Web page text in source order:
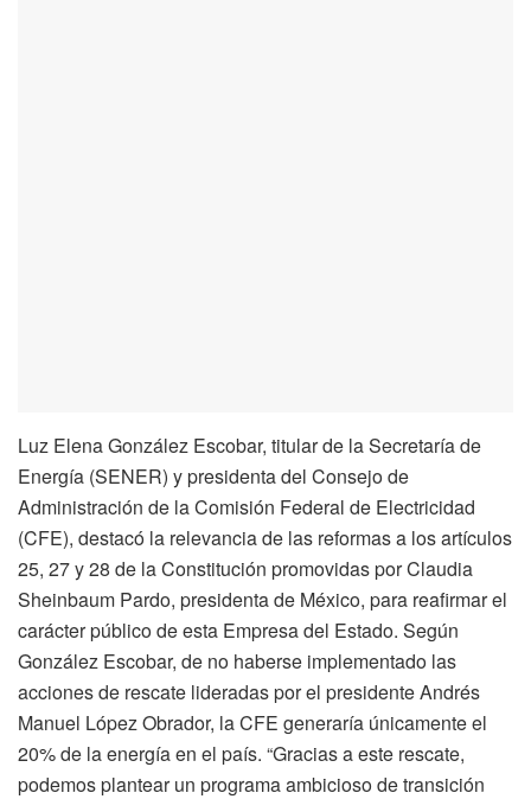
Luz Elena González Escobar, titular de la Secretaría de
Energía (SENER) y presidenta del Consejo de
Administración de la Comisión Federal de Electricidad
(CFE), destacó la relevancia de las reformas a los artículos
25, 27 y 28 de la Constitución promovidas por Claudia
Sheinbaum Pardo, presidenta de México, para reafirmar el
carácter público de esta Empresa del Estado. Según
González Escobar, de no haberse implementado las
acciones de rescate lideradas por el presidente Andrés
Manuel López Obrador, la CFE generaría únicamente el
20% de la energía en el país. “Gracias a este rescate,
podemos plantear un programa ambicioso de transición